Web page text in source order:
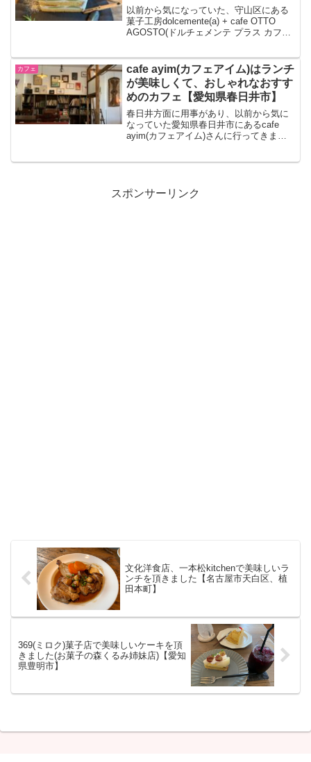
行ってきました【名古屋市守山
区】
以前から気になっていた、守山区にある
菓子工房dolcemente(a) + cafe OTTO
AGOSTO(ドルチェメンテ プラス カフェ
家の中で頂く、美味しい...
カフェ
cafe ayim(カフェアイム)はランチ
が美味しくて、おしゃれなおすす
めのカフェ【愛知県春日井市】
春日井方面に用事があり、以前から気に
なっていた愛知県春日井市にあるcafe
ayim(カフェアイム)さんに行ってきまし
スポンサーリンク
文化洋食店、一本松kitchenで美味しいラ
ンチを頂きました【名古屋市天白区、植
田本町】
369(ミロク)菓子店で美味しいケーキを頂
きました(お菓子の森くるみ姉妹店)【愛知
県豊明市】